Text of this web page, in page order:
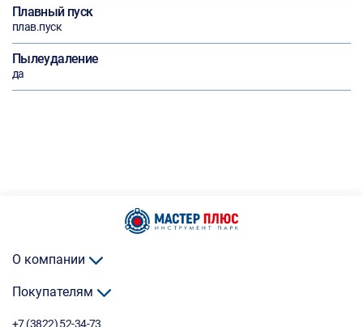
Плавный пуск
плав.пуск
Пылеудаление
да
О компании
Покупателям
+7 (3822) 52-34-73